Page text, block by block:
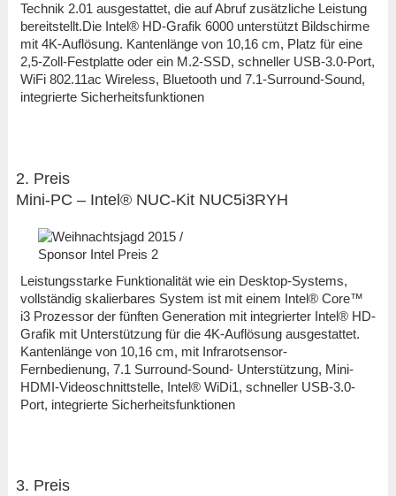
Technik 2.01 ausgestattet, die auf Abruf zusätzliche Leistung
bereitstellt.Die Intel® HD-Grafik 6000 unterstützt Bildschirme
mit 4K-Auflösung. Kantenlänge von 10,16 cm, Platz für eine
2,5-Zoll-Festplatte oder ein M.2-SSD, schneller USB-3.0-Port,
WiFi 802.11ac Wireless, Bluetooth und 7.1-Surround-Sound,
integrierte Sicherheitsfunktionen
2. Preis
Mini-PC – Intel® NUC-Kit NUC5i3RYH
Leistungsstarke Funktionalität wie ein Desktop-Systems,
vollständig skalierbares System ist mit einem Intel® Core™
i3 Prozessor der fünften Generation mit integrierter Intel® HD-
Grafik mit Unterstützung für die 4K-Auflösung ausgestattet.
Kantenlänge von 10,16 cm, mit Infrarotsensor-
Fernbedienung, 7.1 Surround-Sound- Unterstützung, Mini-
HDMI-Videoschnittstelle, Intel® WiDi1, schneller USB-3.0-
Port, integrierte Sicherheitsfunktionen
3. Preis